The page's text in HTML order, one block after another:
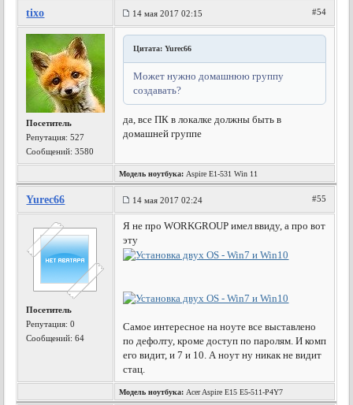
tixo 14 мая 2017 02:15 #54
Посетитель
Репутация:527
Сообщений: 3580
Цитата: Yurec66
Может нужно домашнюю группу
создавать?
да, все ПК в локалке должны быть в
домашней группе
Модель ноутбука: Aspire E1-531 Win 11
Yurec66 14 мая 2017 02:24 #55
Посетитель
Репутация:0
Сообщений: 64
Я не про WORKGROUP имел ввиду, а про вот
эту
Самое интересное на ноуте все выставлено
по дефолту, кроме доступ по паролям. И комп
его видит, и 7 и 10. А ноут ну никак не видит
стац.
Модель ноутбука: Acer Aspire E15 E5-511-P4Y7